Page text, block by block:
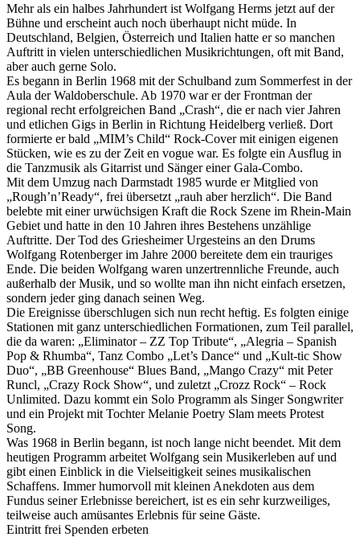
Mehr als ein halbes Jahrhundert ist Wolfgang Herms jetzt auf der
Bühne und erscheint auch noch überhaupt nicht müde. In
Deutschland, Belgien, Österreich und Italien hatte er so manchen
Auftritt in vielen unterschiedlichen Musikrichtungen, oft mit Band,
aber auch gerne Solo.
Es begann in Berlin 1968 mit der Schulband zum Sommerfest in der
Aula der Waldoberschule. Ab 1970 war er der Frontman der
regional recht erfolgreichen Band „Crash“, die er nach vier Jahren
und etlichen Gigs in Berlin in Richtung Heidelberg verließ. Dort
formierte er bald „MIM’s Child“ Rock-Cover mit einigen eigenen
Stücken, wie es zu der Zeit en vogue war. Es folgte ein Ausflug in
die Tanzmusik als Gitarrist und Sänger einer Gala-Combo.
Mit dem Umzug nach Darmstadt 1985 wurde er Mitglied von
„Rough’n’Ready“, frei übersetzt „rauh aber herzlich“. Die Band
belebte mit einer urwüchsigen Kraft die Rock Szene im Rhein-Main
Gebiet und hatte in den 10 Jahren ihres Bestehens unzählige
Auftritte. Der Tod des Griesheimer Urgesteins an den Drums
Wolfgang Rotenberger im Jahre 2000 bereitete dem ein trauriges
Ende. Die beiden Wolfgang waren unzertrennliche Freunde, auch
außerhalb der Musik, und so wollte man ihn nicht einfach ersetzen,
sondern jeder ging danach seinen Weg.
Die Ereignisse überschlugen sich nun recht heftig. Es folgten einige
Stationen mit ganz unterschiedlichen Formationen, zum Teil parallel,
die da waren: „Eliminator – ZZ Top Tribute“, „Alegria – Spanish
Pop & Rhumba“, Tanz Combo „Let’s Dance“ und „Kult-tic Show
Duo“, „BB Greenhouse“ Blues Band, „Mango Crazy“ mit Peter
Runcl, „Crazy Rock Show“, und zuletzt „Crozz Rock“ – Rock
Unlimited. Dazu kommt ein Solo Programm als Singer Songwriter
und ein Projekt mit Tochter Melanie Poetry Slam meets Protest
Song.
Was 1968 in Berlin begann, ist noch lange nicht beendet. Mit dem
heutigen Programm arbeitet Wolfgang sein Musikerleben auf und
gibt einen Einblick in die Vielseitigkeit seines musikalischen
Schaffens. Immer humorvoll mit kleinen Anekdoten aus dem
Fundus seiner Erlebnisse bereichert, ist es ein sehr kurzweiliges,
teilweise auch amüsantes Erlebnis für seine Gäste.
Eintritt frei Spenden erbeten